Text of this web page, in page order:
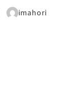
著
imahori